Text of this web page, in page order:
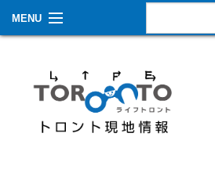
MENU
生活情報
その他